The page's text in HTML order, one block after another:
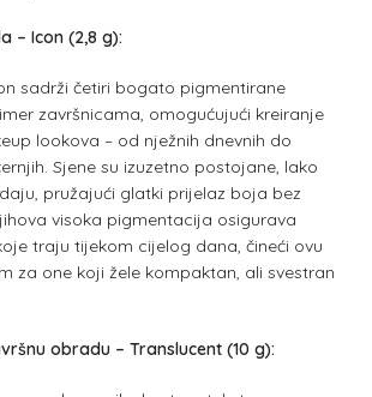
– Icon (2,8 g):
sadrži četiri bogato pigmentirane
završnicama, omogućujući kreiranje
lookova – od nježnih dnevnih do
Sjene su izuzetno postojane, lako
pružajući glatki prijelaz boja bez
visoka pigmentacija osigurava
traju tijekom cijelog dana, čineći ovu
za one koji žele kompaktan, ali svestran
obradu – Translucent (10 g):